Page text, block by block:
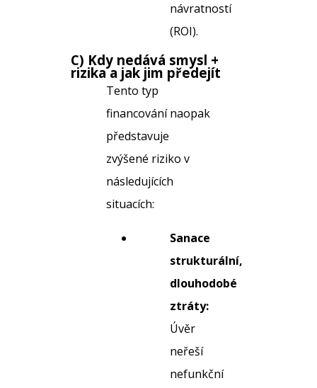
návratností
(ROI).
C) Kdy nedává smysl +
rizika a jak jim předejít
Tento typ
financování naopak
představuje
zvýšené riziko v
následujících
situacích:
Sanace
strukturální,
dlouhodobé
ztráty:
Úvěr
neřeší
nefunkční